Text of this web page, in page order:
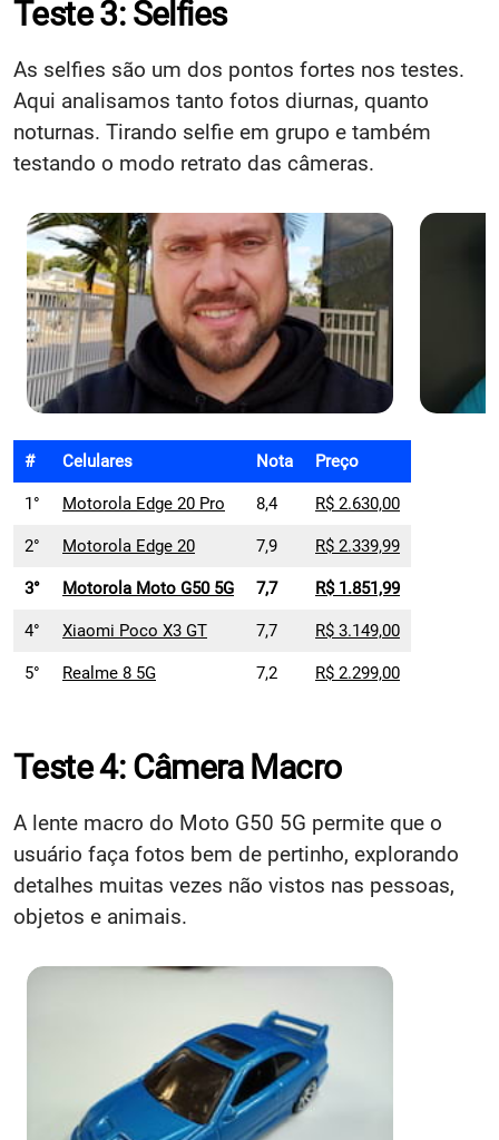
Teste 3: Selfies
As selfies são um dos pontos fortes nos testes.
Aqui analisamos tanto fotos diurnas, quanto
noturnas. Tirando selfie em grupo e também
testando o modo retrato das câmeras.
# Celulares Nota Preço
1° Motorola Edge 20 Pro 8,4 R$ 2.630,00
2° Motorola Edge 20 7,9 R$ 2.339,99
3° Motorola Moto G50 5G 7,7 R$ 1.851,99
4° Xiaomi Poco X3 GT 7,7 R$ 3.149,00
5° Realme 8 5G 7,2 R$ 2.299,00
Teste 4: Câmera Macro
A lente macro do Moto G50 5G permite que o
usuário faça fotos bem de pertinho, explorando
detalhes muitas vezes não vistos nas pessoas,
objetos e animais.